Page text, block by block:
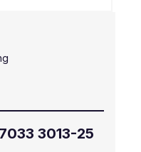
3013-25